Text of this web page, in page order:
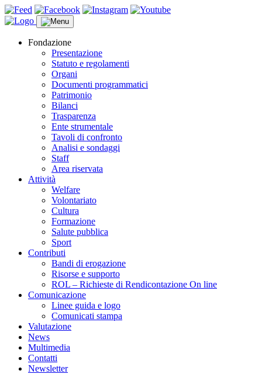
Fondazione
Presentazione
Statuto e regolamenti
Organi
Documenti programmatici
Patrimonio
Bilanci
Trasparenza
Ente strumentale
Tavoli di confronto
Analisi e sondaggi
Staff
Area riservata
Attività
Welfare
Volontariato
Cultura
Formazione
Salute pubblica
Sport
Contributi
Bandi di erogazione
Risorse e supporto
ROL – Richieste di Rendicontazione On line
Comunicazione
Linee guida e logo
Comunicati stampa
Valutazione
News
Multimedia
Contatti
Newsletter